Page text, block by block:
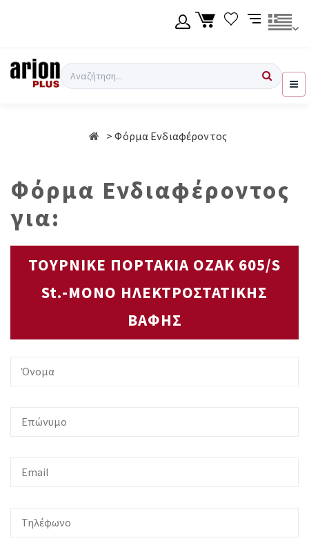
Σύνδεση χρήση
Αναζήτηση
Φόρμα Ενδιαφέροντος
Φόρμα Ενδιαφέροντος
για:
ΤΟΥΡΝΙΚΕ ΠΟΡΤΑΚΙΑ OZAK 605/S
St.-ΜΟΝΟ ΗΛΕΚΤΡΟΣΤΑΤΙΚΗΣ
ΒΑΦΗΣ